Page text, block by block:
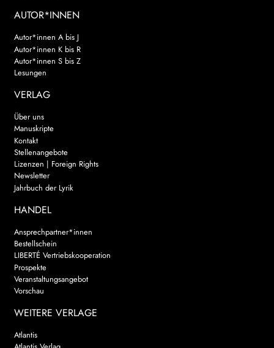
AUTOR*INNEN
Autor*innen A bis J
Autor*innen K bis R
Autor*innen S bis Z
Lesungen
VERLAG
Über uns
Manuskripte
Kontakt
Stellenangebote
Lizenzen | Foreign Rights
Newsletter
Jahrbuch der Lyrik
HANDEL
Ansprechpartner*innen
Bestellschein
LIBERTÉ Vertriebskooperation
Prospekte
Veranstaltungsangebot
Vorschau
WEITERE VERLAGE
Atlantis